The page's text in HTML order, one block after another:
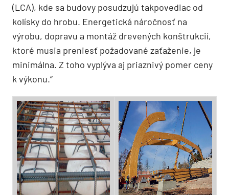
(LCA), kde sa budovy posudzujú takpovediac od
kolísky do hrobu. Energetická náročnosť na
výrobu, dopravu a montáž drevených konštrukcií,
ktoré musia preniesť požadované zaťaženie, je
minimálna. Z toho vyplýva aj priaznivý pomer ceny
k výkonu.“